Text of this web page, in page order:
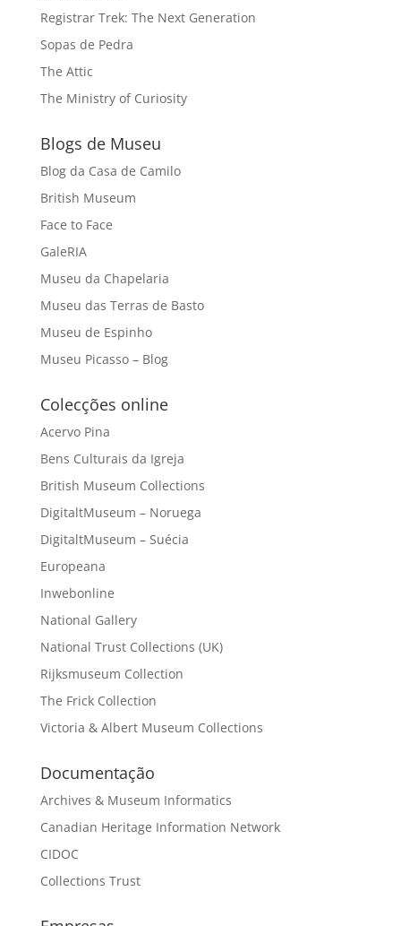
Registrar Trek: The Next Generation
Sopas de Pedra
The Attic
The Ministry of Curiosity
Blogs de Museu
Blog da Casa de Camilo
British Museum
Face to Face
GaleRIA
Museu da Chapelaria
Museu das Terras de Basto
Museu de Espinho
Museu Picasso – Blog
Colecções online
Acervo Pina
Bens Culturais da Igreja
British Museum Collections
DigitaltMuseum – Noruega
DigitaltMuseum – Suécia
Europeana
Inwebonline
National Gallery
National Trust Collections (UK)
Rijksmuseum Collection
The Frick Collection
Victoria & Albert Museum Collections
Documentação
Archives & Museum Informatics
Canadian Heritage Information Network
CIDOC
Collections Trust